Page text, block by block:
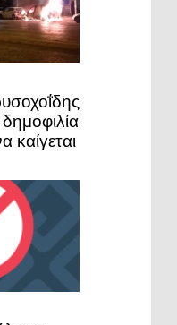
καίγεται